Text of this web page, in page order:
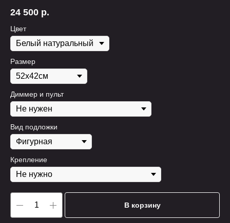
24 500 р.
Цвет
Размер
Диммер и пульт
Вид подложки
Крепление
В корзину